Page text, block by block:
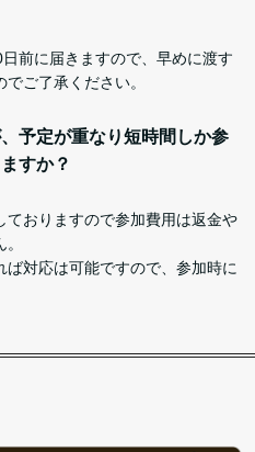
前に届きますので、早めに渡す
ご了承ください。
予定が重なり短時間しか参
すか？
ておりますので参加費用は返金や
対応は可能ですので、参加時に